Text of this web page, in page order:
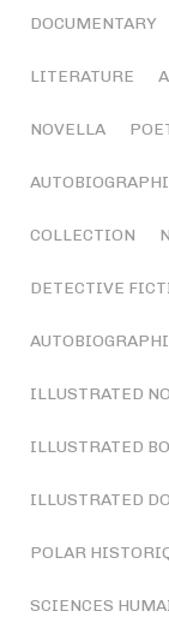
DOCUMENTARY
LITERATURE
NOVELLA
COLLECTION
DETECTIVE
ILLUSTRATED
ILLUSTRATED
ILLUSTRATED
POLAR
SCIENCES